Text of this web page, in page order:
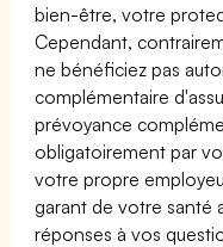
bien-être, votre
Cependant,
ne bénéficiez pas
complémentaire
prévoyance
obligatoirement par
votre propre
garant de votre santé
réponses à vos